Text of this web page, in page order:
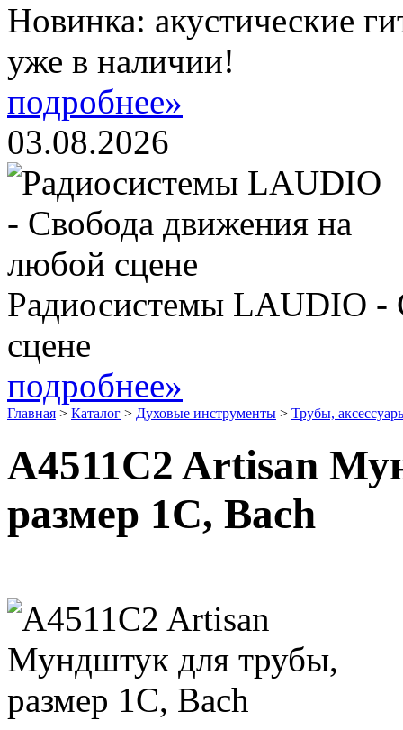
Новинка: акустические
уже в наличии!
подробнее»
03.08.2026
Радиосистемы LAUDIO -
сцене
подробнее»
Главная > Каталог > Духовые инструменты > Трубы,
A4511C2 Artisan
размер 1C, Bach